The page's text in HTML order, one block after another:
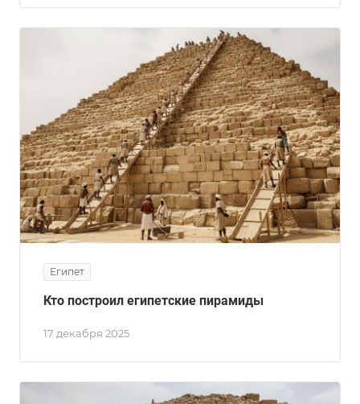
Египет
17 декабря 2025
Кто построил египетские пирамиды